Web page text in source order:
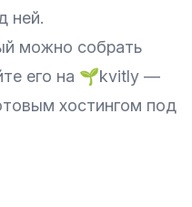
ней.
можно собрать
его на 🌱kvitly —
хостингом под